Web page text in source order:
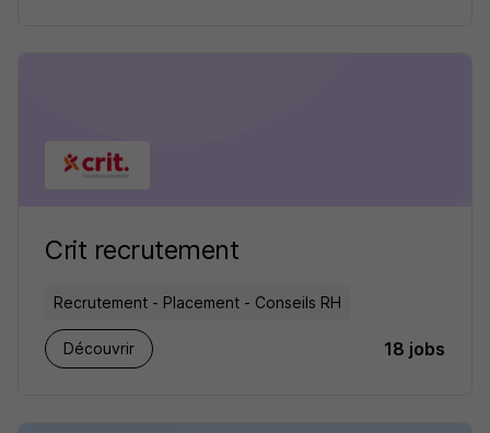
Crit recrutement
Recrutement - Placement - Conseils RH
Découvrir 18 jobs